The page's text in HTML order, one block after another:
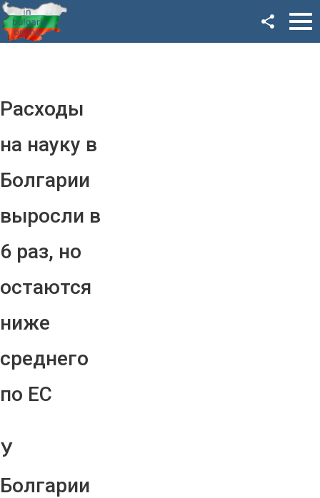
Расходы
на науку в
Болгарии
выросли в
6 раз, но
остаются
ниже
среднего
по ЕС
У
Болгарии